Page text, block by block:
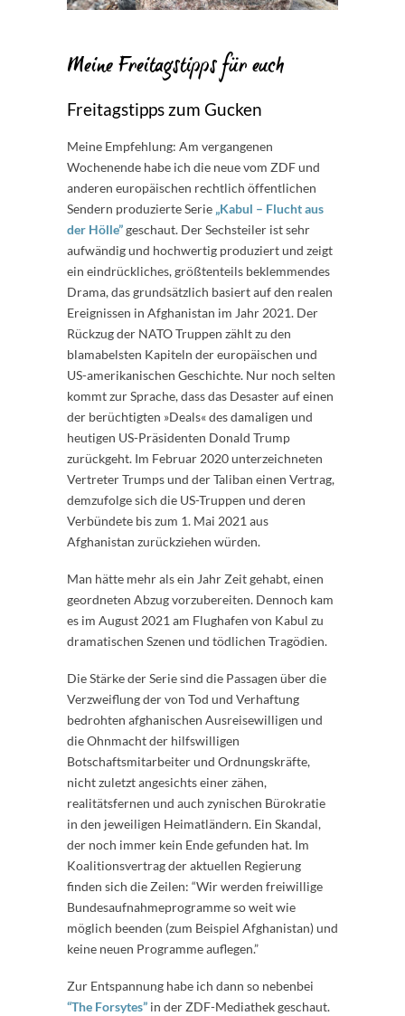
Meine Freitagstipps für euch
Freitagstipps zum Gucken
Meine Empfehlung: Am vergangenen
Wochenende habe ich die neue vom ZDF und
anderen europäischen rechtlich öffentlichen
Sendern produzierte Serie „Kabul – Flucht aus
der Hölle”geschaut. Der Sechsteiler ist sehr
aufwändig und hochwertig produziert und zeigt
ein eindrückliches, größtenteils beklemmendes
Drama, das grundsätzlich basiert auf den realen
Ereignissen in Afghanistan im Jahr 2021. Der
Rückzug der NATO Truppen zählt zu den
blamabelsten Kapiteln der europäischen und
US-amerikanischen Geschichte. Nur noch selten
kommt zur Sprache, dass das Desaster auf einen
der berüchtigten »Deals« des damaligen und
heutigen US-Präsidenten Donald Trump
zurückgeht. Im Februar 2020 unterzeichneten
Vertreter Trumps und der Taliban einen Vertrag,
demzufolge sich die US-Truppen und deren
Verbündete bis zum 1. Mai 2021 aus
Afghanistan zurückziehen würden.
Man hätte mehr als ein Jahr Zeit gehabt, einen
geordneten Abzug vorzubereiten. Dennoch kam
es im August 2021 am Flughafen von Kabul zu
dramatischen Szenen und tödlichen Tragödien.
Die Stärke der Serie sind die Passagen über die
Verzweiflung der von Tod und Verhaftung
bedrohten afghanischen Ausreisewilligen und
die Ohnmacht der hilfswilligen
Botschaftsmitarbeiter und Ordnungskräfte,
nicht zuletzt angesichts einer zähen,
realitätsfernen und auch zynischen Bürokratie
in den jeweiligen Heimatländern. Ein Skandal,
der noch immer kein Ende gefunden hat. Im
Koalitionsvertrag der aktuellen Regierung
finden sich die Zeilen: “Wir werden freiwillige
Bundesaufnahmeprogramme so weit wie
möglich beenden (zum Beispiel Afghanistan) und
keine neuen Programme auflegen.”
Zur Entspannung habe ich dann so nebenbei
“The Forsytes” in der ZDF-Mediathek geschaut.